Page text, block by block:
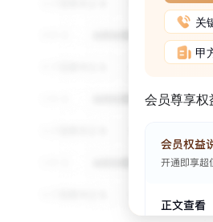
关
甲
会员尊享权